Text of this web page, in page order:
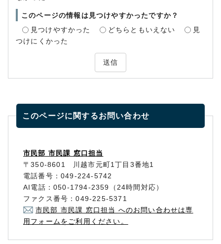
このページの情報は見つけやすかったですか？
見つけやすかった
どちらともいえない
見
つけにくかった
送信
このページに関するお問い合わせ
市民部 市民課 窓口担当
〒350-8601 川越市元町1丁目3番地1
電話番号：049-224-5742
AI電話：050-1794-2359（24時間対応）
ファクス番号：049-225-5371
市民部 市民課 窓口担当 へのお問い合わせは専
用フォームをご利用ください。